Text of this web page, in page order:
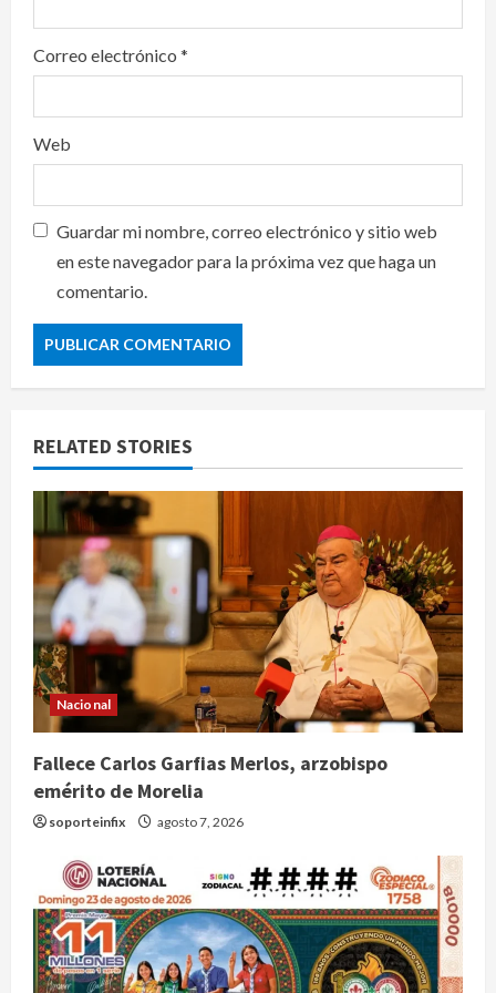
Correo electrónico *
Web
Guardar mi nombre, correo electrónico y sitio web
en este navegador para la próxima vez que haga un
comentario.
RELATED STORIES
Nacional
Fallece Carlos Garfias Merlos, arzobispo
emérito de Morelia
soporteinfix agosto 7, 2026